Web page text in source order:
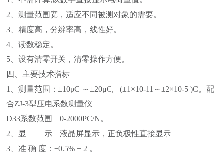
2 、测量范围宽，适应不同被测对象的需要。
3 、精度高，分辨率高，线性好。
4 、读数稳定。
5 、设有清零开关，清零操作方便。
四、主要技术指标
1
、测量范围：±10pC ～±20μC, (±1 ×10-11 ～±2×10-5 )C。配
合ZJ-3型压电系数测量仪
D33系数范围：0-2000PC/N。
2 、显
示：液晶屏显示，正负极性直接显示
3 、准 确 度：±0.5% + 2 。